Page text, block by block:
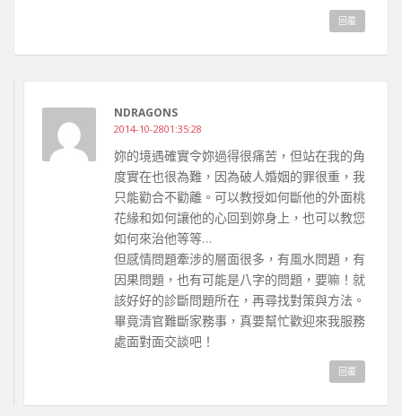
回覆
NDRAGONS
2014-10-2801:35:28
妳的境遇確實令妳過得很痛苦，但站在我的角
度實在也很為難，因為破人婚姻的罪很重，我
只能勸合不勸離。可以教授如何斷他的外面桃
花緣和如何讓他的心回到妳身上，也可以教您
如何來治他等等…
但感情問題牽涉的層面很多，有風水問題，有
因果問題，也有可能是八字的問題，要嘛！就
該好好的診斷問題所在，再尋找對策與方法。
畢竟清官難斷家務事，真要幫忙歡迎來我服務
處面對面交談吧！
回覆